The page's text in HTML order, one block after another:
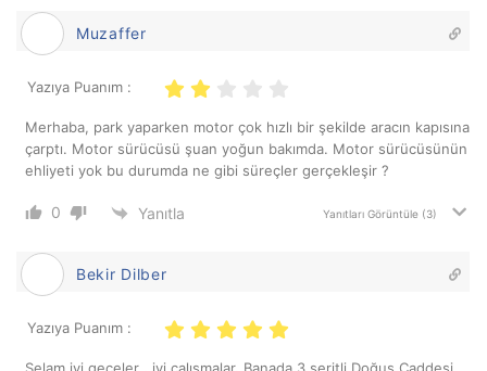
Muzaffer
Yazıya Puanım :
Merhaba, park yaparken motor çok hızlı bir şekilde aracın kapısına
çarptı. Motor sürücüsü şuan yoğun bakımda. Motor sürücüsünün
ehliyeti yok bu durumda ne gibi süreçler gerçekleşir ?
0 Yanıtla Yanıtları Görüntüle (3)
Bekir Dilber
Yazıya Puanım :